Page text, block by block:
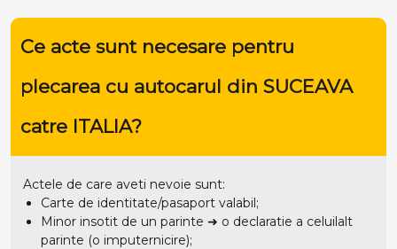
Ce acte sunt necesare pentru
plecarea cu autocarul din SUCEAVA
catre ITALIA?
Actele de care aveti nevoie sunt:
Carte de identitate/pasaport valabil;
Minor insotit de un parinte ➜ o declaratie a celuilalt
parinte (o imputernicire);